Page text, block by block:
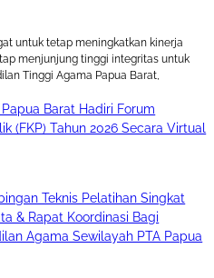
untuk tetap meningkatkan kinerja
menjunjung tinggi integritas untuk
Tinggi Agama Papua Barat,
Papua Barat Hadiri Forum
(FKP) Tahun 2026 Secara Virtual
Teknis Pelatihan Singkat
& Rapat Koordinasi Bagi
Agama Sewilayah PTA Papua